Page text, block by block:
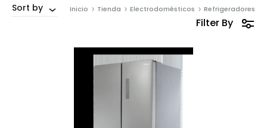
Inicio Tienda Electrodomésticos Refrigeradores
Sort by
Filter By